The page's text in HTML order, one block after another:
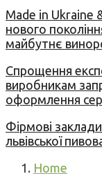
Made in Ukraine
нового
майбутнє
Спрощення
виробникам
оформлення
Фірмові
львівської
Home